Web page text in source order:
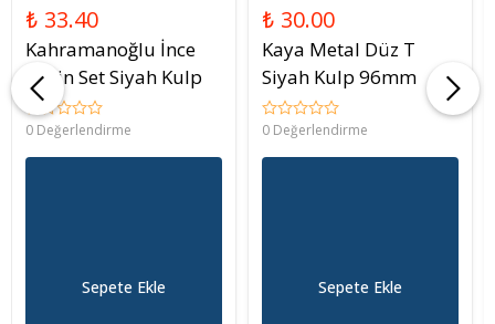
₺ 33.40
Kahramanoğlu İnce
Şahin Set Siyah Kulp
0 Değerlendirme
Sepete Ekle
₺ 30.00
Kaya Metal Düz T
Siyah Kulp 96mm
0 Değerlendirme
Sepete Ekle